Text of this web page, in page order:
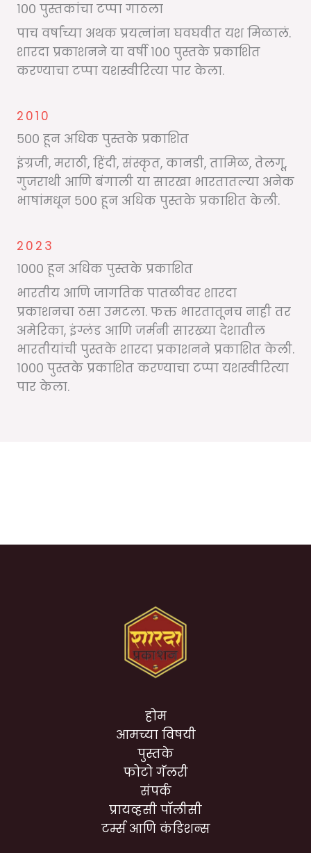
१०० पुस्तकांचा टप्पा गाठला
पाच वर्षांच्या अथक प्रयत्नांना घवघवीत यश मिळालं.
शारदा प्रकाशनने या वर्षी १०० पुस्तके प्रकाशित
करण्याचा टप्पा यशस्वीरित्या पार केला.
2010
५०० हून अधिक पुस्तके प्रकाशित
इंग्रजी, मराठी, हिंदी, संस्कृत, कानडी, तामिळ, तेलगू,
गुजराथी आणि बंगाली या सारखा भारतातल्या अनेक
भाषांमधून ५०० हून अधिक पुस्तके प्रकाशित केली.
2023
१००० हून अधिक पुस्तके प्रकाशित
भारतीय आणि जागतिक पातळीवर शारदा
प्रकाशनचा ठसा उमटला. फक्त भारतातूनच नाही तर
अमेरिका, इंग्लंड आणि जर्मनी सारख्या देशातील
भारतीयांची पुस्तके शारदा प्रकाशनने प्रकाशित केली.
१००० पुस्तके प्रकाशित करण्याचा टप्पा यशस्वीरित्या
पार केला.
होम
आमच्या विषयी
पुस्तके
फोटो गॅलरी
संपर्क
प्रायव्हसी पॉलीसी
टर्म्स आणि कंडिशन्स